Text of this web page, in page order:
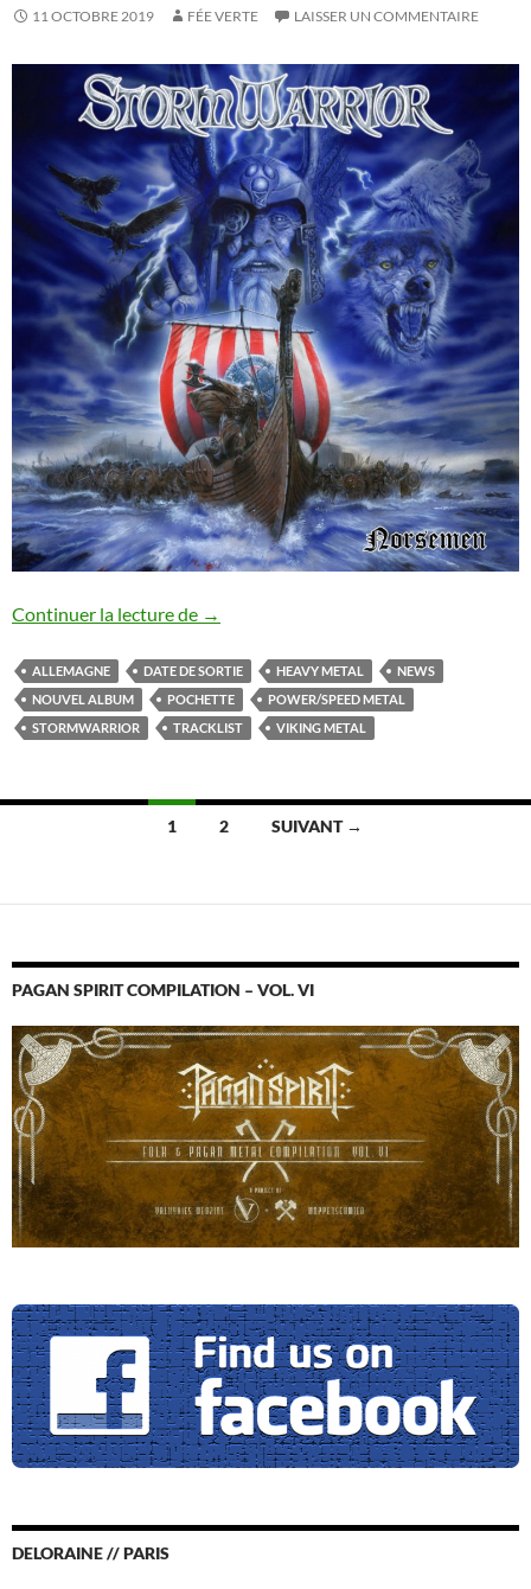
11 OCTOBRE 2019 FÉE VERTE LAISSER UN COMMENTAIRE
Continuer la lecture de Stormwarrior : nouvel album annoncé
→
ALLEMAGNE DATE DE SORTIE HEAVY METAL
NEWS
NOUVEL ALBUM
POCHETTE
POWER/SPEED METAL
STORMWARRIOR
TRACKLIST VIKING METAL
articles
1 2 SUIVANT →
PAGAN SPIRIT COMPILATION – VOL. VI
DELORAINE // PARIS